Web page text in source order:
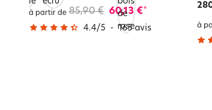
à partir de 85,90 € 60,13 €*
4.4/5 - 165avis à